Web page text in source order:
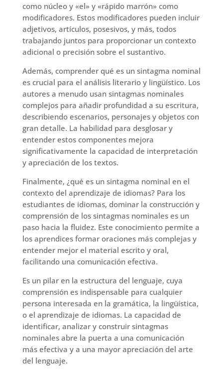
como núcleo y «el» y «rápido marrón» como
modificadores. Estos modificadores pueden incluir
adjetivos, artículos, posesivos, y más, todos
trabajando juntos para proporcionar un contexto
adicional o precisión sobre el sustantivo.
Además, comprender qué es un sintagma nominal
es crucial para el análisis literario y lingüístico. Los
autores a menudo usan sintagmas nominales
complejos para añadir profundidad a su escritura,
describiendo escenarios, personajes y objetos con
gran detalle. La habilidad para desglosar y
entender estos componentes mejora
significativamente la capacidad de interpretación
y apreciación de los textos.
Finalmente, ¿qué es un sintagma nominal en el
contexto del aprendizaje de idiomas? Para los
estudiantes de idiomas, dominar la construcción y
comprensión de los sintagmas nominales es un
paso hacia la fluidez. Este conocimiento permite a
los aprendices formar oraciones más complejas y
entender mejor el material escrito y oral,
facilitando una comunicación efectiva.
Es un pilar en la estructura del lenguaje, cuya
comprensión es indispensable para cualquier
persona interesada en la gramática, la lingüística,
o el aprendizaje de idiomas. La capacidad de
identificar, analizar y construir sintagmas
nominales abre la puerta a una comunicación
más efectiva y a una mayor apreciación del arte
del lenguaje.